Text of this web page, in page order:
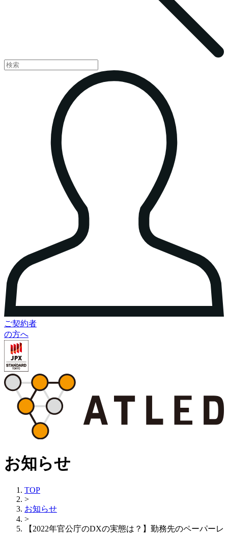
ご契約者
の方へ
お知らせ
TOP
>
お知らせ
>
【2022年官公庁のDXの実態は？】勤務先のペーパーレ